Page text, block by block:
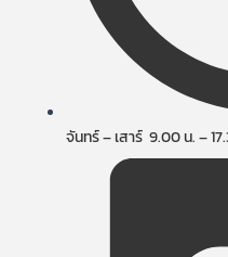
จันทร์ – เสาร์ 9.00 น. –